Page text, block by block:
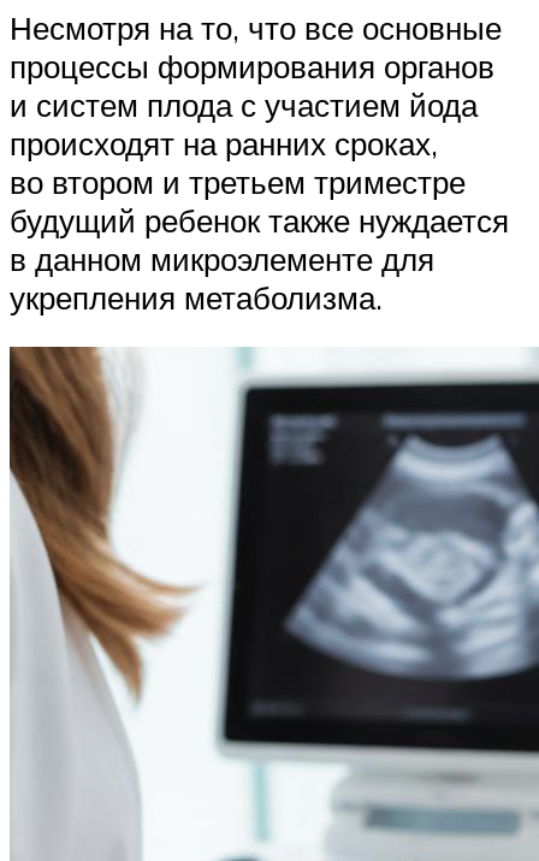
Несмотря на то, что все основные
процессы формирования органов
и систем плода с участием йода
происходят на ранних сроках,
во втором и третьем триместре
будущий ребенок также нуждается
в данном микроэлементе для
укрепления метаболизма.